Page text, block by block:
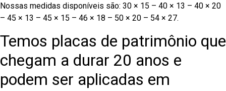
Nossas medidas disponíveis são: 30 × 15 – 40 × 13 – 40 × 20
– 45 × 13 – 45 × 15 – 46 × 18 – 50 × 20 – 54 × 27.
Temos placas de patrimônio que
chegam a durar 20 anos e
podem ser aplicadas em